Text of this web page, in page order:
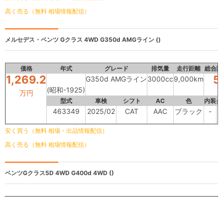
高く売る（無料 相場情報配信）
メルセデス・ベンツ Gクラス 4WD G350d AMGライン ()
価格 年式 グレード 排気量 走行距離 総合
1,269.2
万円 (昭和-1925)
G350d AMGライン3000cc9,000km 5
型式 車検 シフト AC 色 内装
463349 2025/02 CAT AAC ブラック -
安く買う（無料 相場・出品情報配信）
高く売る（無料 相場情報配信）
ベンツGクラス5D 4WD G400d 4WD ()